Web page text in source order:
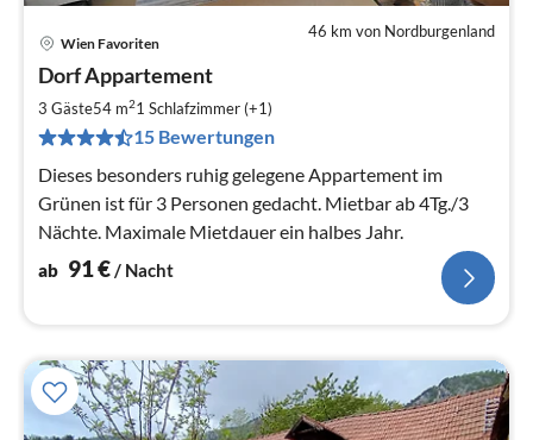
46 km von Nordburgenland
Wien Favoriten
Dorf Appartement
3 Gäste54 m21 Schlafzimmer (+1)
15 Bewertungen
Dieses besonders ruhig gelegene Appartement im
Grünen ist für 3 Personen gedacht. Mietbar ab 4Tg./3
Nächte. Maximale Mietdauer ein halbes Jahr.
ab 91€/ Nacht